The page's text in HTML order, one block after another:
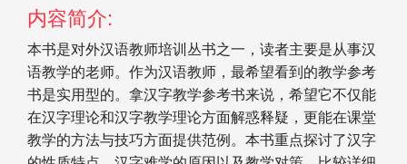
内容简介:
本书是对外汉语教师培训丛书之一，读者主要是从事汉
语教学的老师。作为汉语教师，最希望看到的教学参考
书是实用型的。拿汉字教学参考书来说，希望它不仅能
在汉字理论和汉字教学理论方面解惑释疑，更能在课堂
教学的方法与技巧方面提供范例。本书重点探讨了汉字